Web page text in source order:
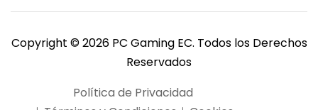
Copyright © 2026 PC Gaming EC. Todos los Derechos
Reservados
Política de Privacidad